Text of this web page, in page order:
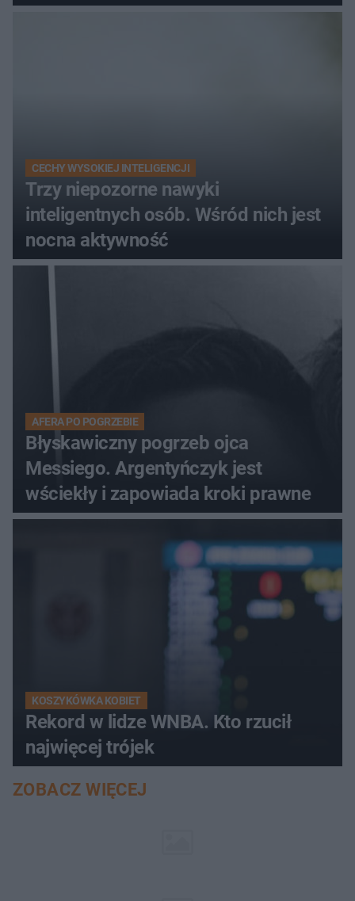
wydawania pieniędzy
CECHY WYSOKIEJ INTELIGENCJI
Trzy niepozorne nawyki
inteligentnych osób. Wśród nich jest
nocna aktywność
AFERA PO POGRZEBIE
Błyskawiczny pogrzeb ojca
Messiego. Argentyńczyk jest
wściekły i zapowiada kroki prawne
KOSZYKÓWKA KOBIET
Rekord w lidze WNBA. Kto rzucił
najwięcej trójek
ZOBACZ WIĘCEJ